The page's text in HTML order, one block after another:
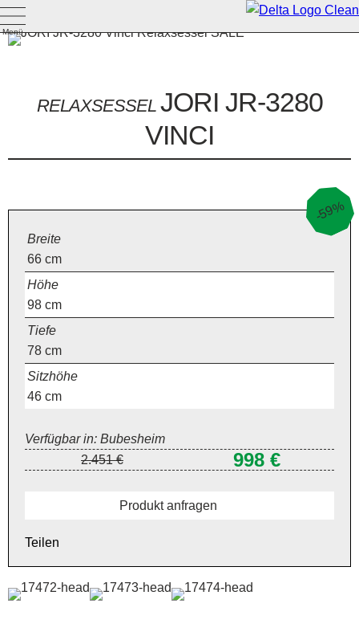
Menü
RELAXSESSEL JORI JR-3280
VINCI
-59%
Breite
66 cm
Höhe
98 cm
Tiefe
78 cm
Sitzhöhe
46 cm
Verfügbar in: Bubesheim
2.451 €
998 €
Produkt anfragen
Teilen